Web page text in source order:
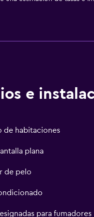
e
de habitaciones
plana
de pelo
para fumadores